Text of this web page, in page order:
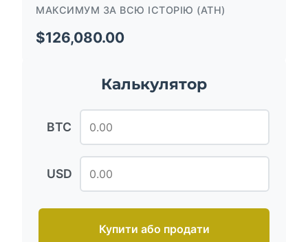
МАКСИМУМ ЗА ВСЮ ІСТОРІЮ (ATH)
$126,080.00
Калькулятор
BTC
USD
Купити або продати